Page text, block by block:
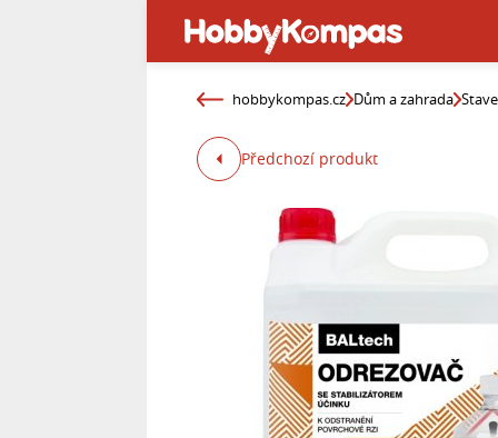
hobbykompas.cz Dům a zahrada
Předchozí produkt